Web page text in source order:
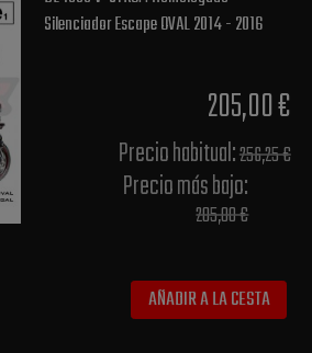
Silenciador Escape OVAL 2014 - 2016
205,00 €
Precio habitual​:256,25 €
Precio más bajo​:
205,00 €
AÑADIR A LA CESTA